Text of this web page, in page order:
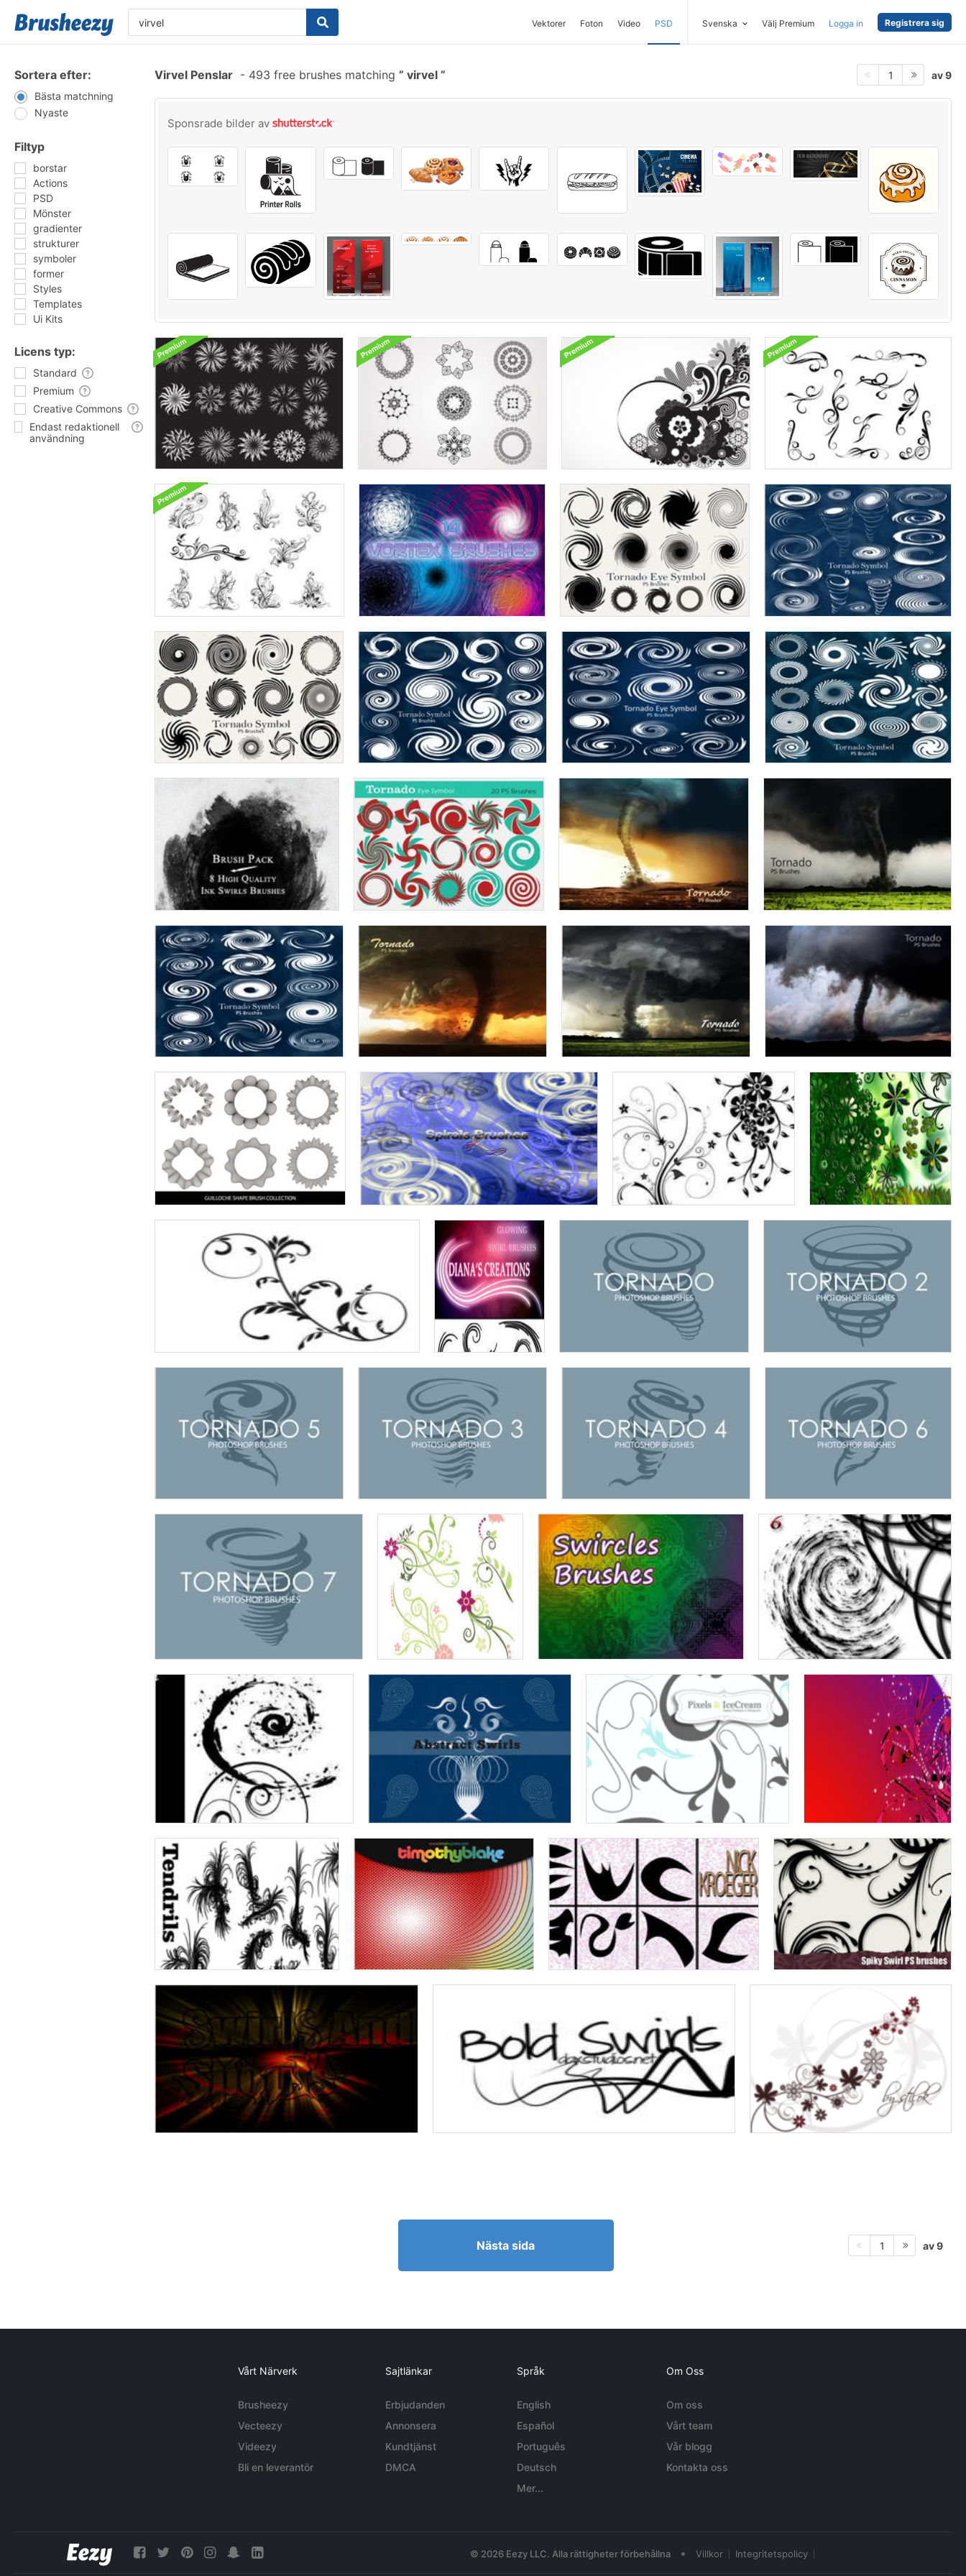
Vektorer Foton Video PSD Svenska Välj Premium Logga in Registrera sig
Sortera efter:
Bästa matchning
Nyaste
Filtyp
borstar
Actions
PSD
Mönster
gradienter
strukturer
symboler
former
Styles
Templates
Ui Kits
Licens typ:
Standard
Premium
Creative Commons
Endast redaktionell
användning
Virvel Penslar - 493 free brushes matching virvel 1 av 9
Sponsrade bilder av
Nästa sida 1 av 9
Vårt Närverk
Brusheezy
Vecteezy
Videezy
Bli en leverantör
Sajtlänkar
Erbjudanden
Annonsera
Kundtjänst
DMCA
Språk
English
Español
Português
Deutsch
Mer...
Om Oss
Om oss
Vårt team
Vår blogg
Kontakta oss
© 2026 Eezy LLC. Alla rättigheter förbehållna • Villkor Integritetspolicy